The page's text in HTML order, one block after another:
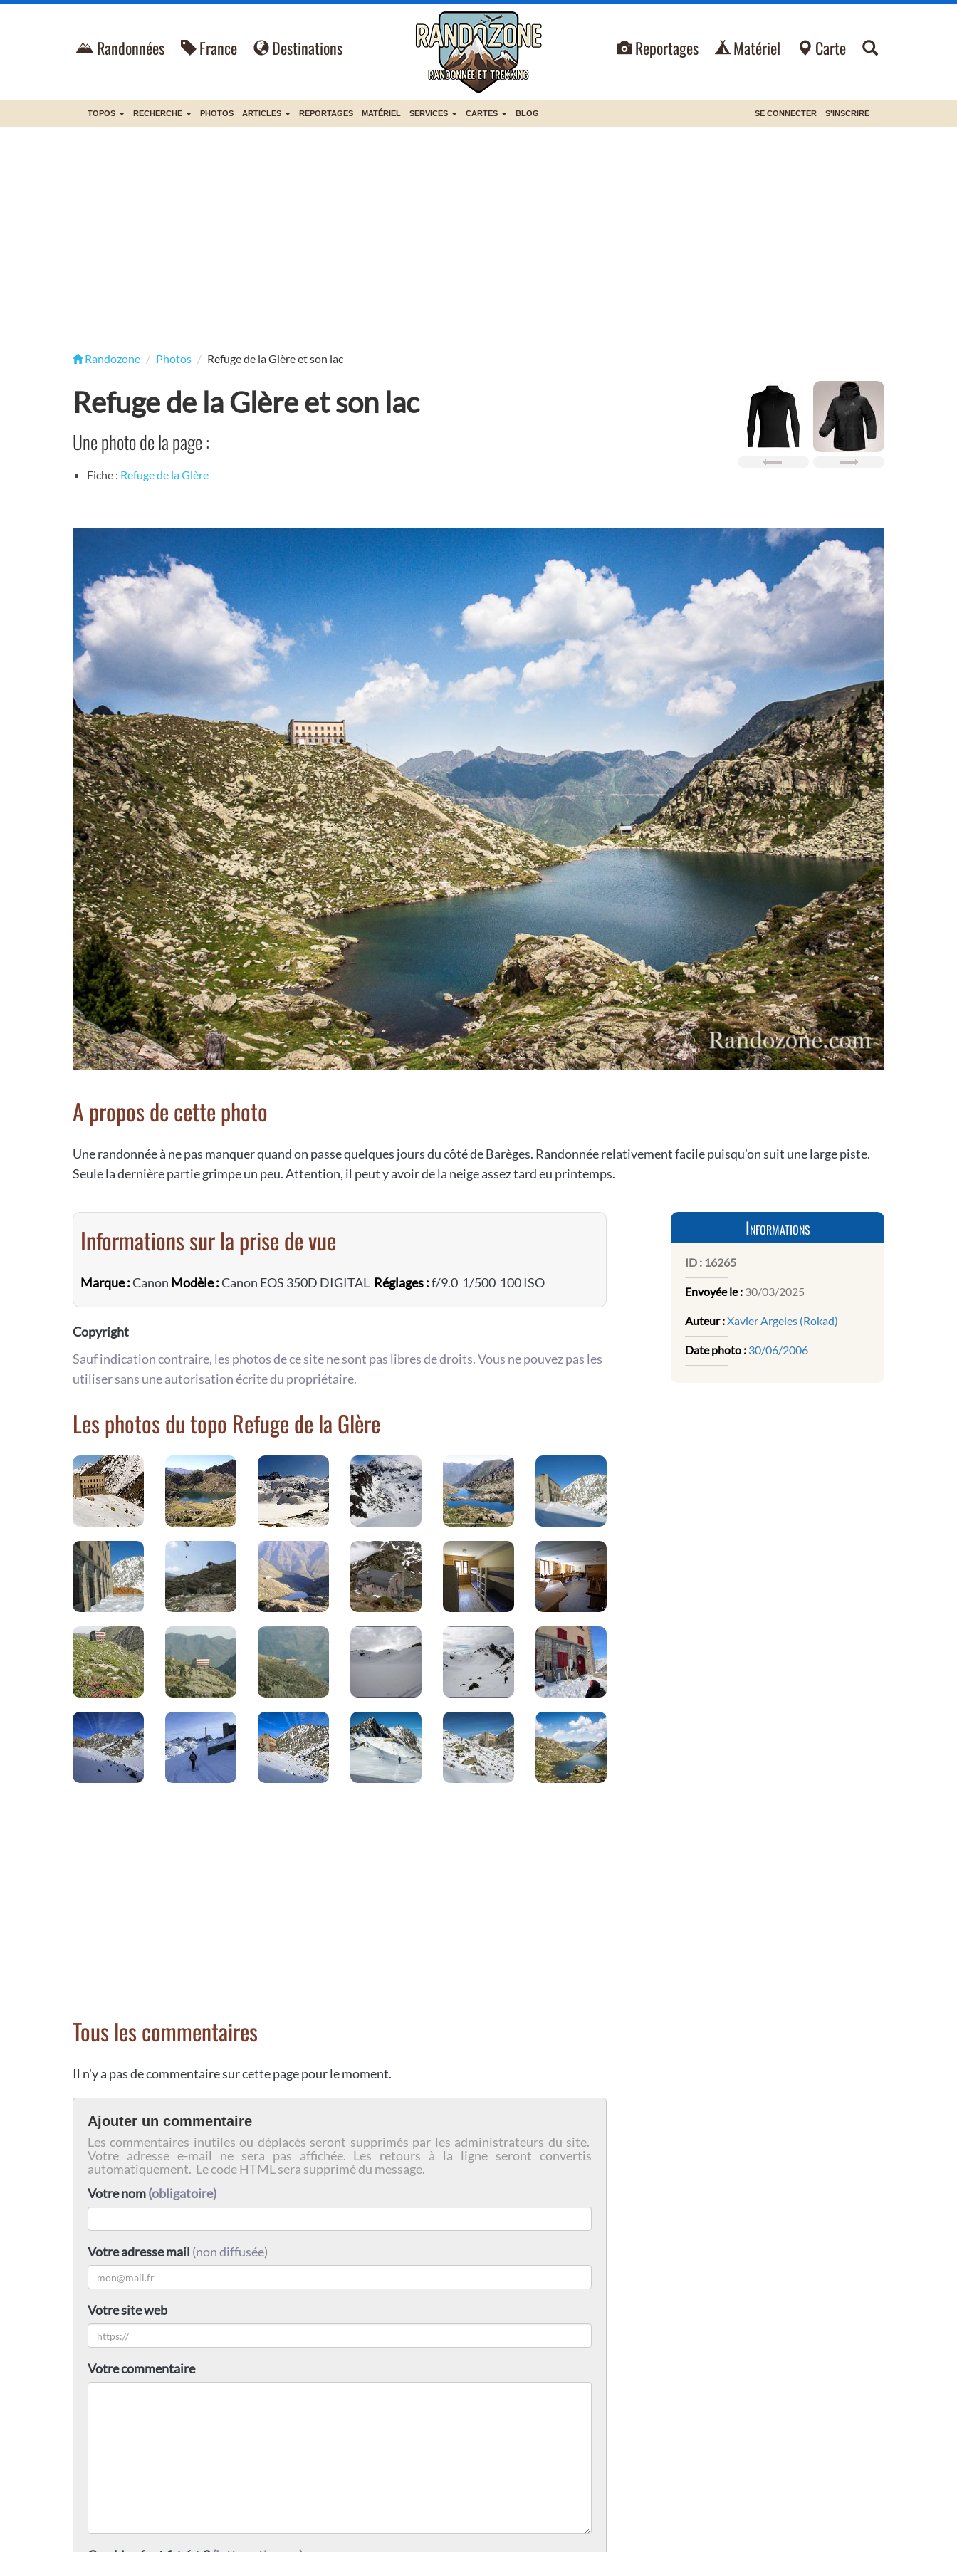
Randonnées France Destinations Reportages Matériel Carte
TOPOS RECHERCHE PHOTOS ARTICLES REPORTAGES MATÉRIEL SERVICES CARTES BLOG SE CONNECTER S'INSCRIRE
Randozone Photos Refuge de la Glère et son lac
Refuge de la Glère et son lac
Une photo de la page :
Fiche : Refuge de la Glère
A propos de cette photo
Une randonnée à ne pas manquer quand on passe quelques jours du côté de Barèges. Randonnée relativement facile puisqu'on suit une large piste.
Seule la dernière partie grimpe un peu. Attention, il peut y avoir de la neige assez tard eu printemps.
Informations sur la prise de vue
Marque :Canon Modèle :Canon EOS 350D DIGITAL Réglages :f/9.0 1/500 100 ISO
Copyright
Sauf indication contraire, les photos de ce site ne sont pas libres de droits. Vous ne pouvez pas les
utiliser sans une autorisation écrite du propriétaire.
Les photos du topo Refuge de la Glère
Tous les commentaires
Il n'y a pas de commentaire sur cette page pour le moment.
Ajouter un commentaire
Les commentaires inutiles ou déplacés seront supprimés par les administrateurs du site.
Votre adresse e-mail ne sera pas affichée. Les retours à la ligne seront convertis
automatiquement. Le code HTML sera supprimé du message.
Votre nom(obligatoire)
Votre adresse mail (non diffusée)
Votre site web
Votre commentaire
Informations
ID : 16265
Envoyée le : 30/03/2025
Auteur :Xavier Argeles (Rokad)
Date photo : 30/06/2006